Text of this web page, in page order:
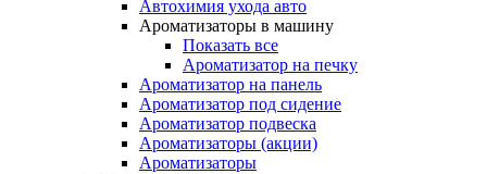
Автохимия ухода авто
Ароматизаторы в машину
Показать все
Ароматизатор на печку
Ароматизатор на панель
Ароматизатор под сидение
Ароматизатор подвеска
Ароматизаторы (акции)
Ароматизаторы